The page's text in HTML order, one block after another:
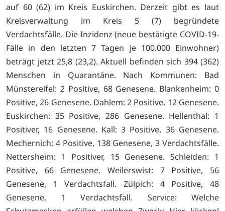
auf 60 (62) im Kreis Euskirchen. Derzeit gibt es laut
Kreisverwaltung im Kreis 5 (7) begründete
Verdachtsfälle. Die Inzidenz (neue bestätigte COVID-19-
Fälle in den letzten 7 Tagen je 100.000 Einwohner)
beträgt jetzt 25,8 (23,2). Aktuell befinden sich 394 (362)
Menschen in Quarantäne. Nach Kommunen: Bad
Münstereifel: 2 Positive, 68 Genesene. Blankenheim: 0
Positive, 26 Genesene. Dahlem: 2 Positive, 12 Genesene.
Euskirchen: 35 Positive, 286 Genesene. Hellenthal: 1
Positiver, 16 Genesene. Kall: 3 Positive, 36 Genesene.
Mechernich: 4 Positive, 138 Genesene, 3 Verdachtsfälle.
Nettersheim: 1 Positiver, 15 Genesene. Schleiden: 1
Positive, 66 Genesene. Weilerswist: 7 Positive, 56
Genesene, 1 Verdachtsfall. Zülpich: 4 Positive, 48
Genesene, 1 Verdachtsfall. Service: Welche